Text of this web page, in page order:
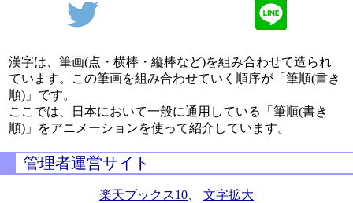
漢字は、筆画(点・横棒・縦棒など)を組み合わせて造られ
ています。この筆画を組み合わせていく順序が「筆順(書き
順)」です。
ここでは、日本において一般に通用している「筆順(書き
順)」をアニメーションを使って紹介しています。
管理者運営サイト
楽天ブックス10 文字拡大